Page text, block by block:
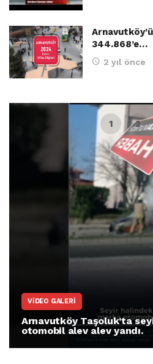
344.868’e…
2 yıl önce
VIDEO GALERI
Arnavutköy Taşoluk’ta
otomobil alev alev yandı.